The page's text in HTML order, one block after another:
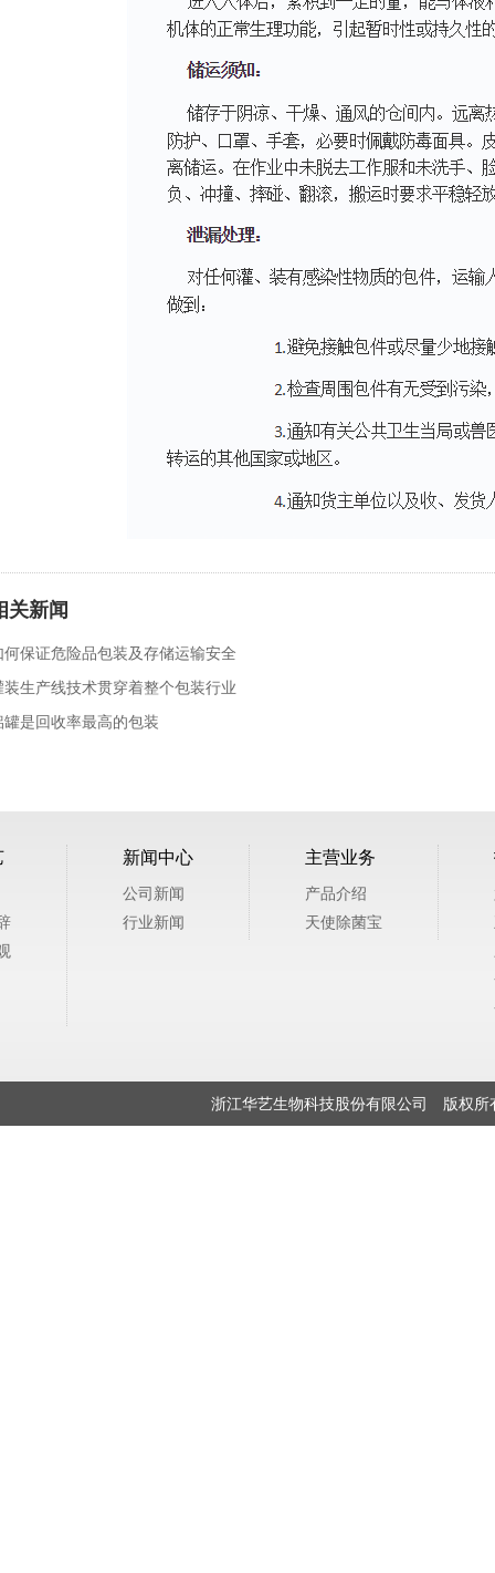
关新闻
何保证危险品包装及存储运输安全
装生产线技术贯穿着整个包装行业
罐是回收率最高的包装
新闻中心
公司新闻
行业新闻
主营业务
产品介绍
天使除菌宝
浙江华艺生物科技股份有限公司 版权